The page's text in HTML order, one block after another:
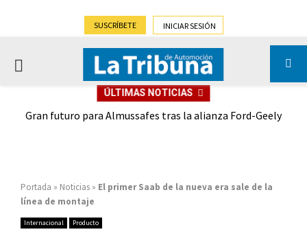
SUSCRÍBETE INICIAR SESIÓN
PRIMARY
ÚLTIMAS NOTICIAS
Gran futuro para Almussafes tras la alianza Ford-Geely
Portada » Noticias » El primer Saab de la nueva era sale de la
línea de montaje
Internacional Producto